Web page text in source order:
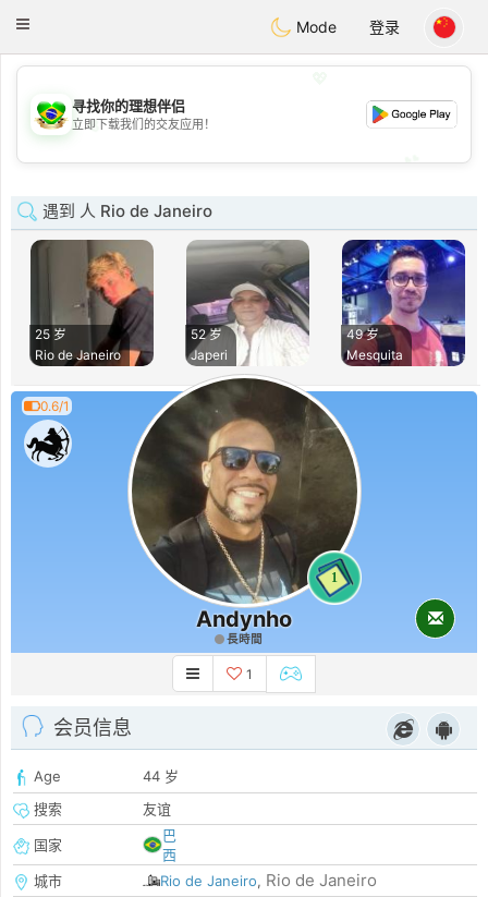
Conversar
Toggle
Mode 登录
💖
💕
寻找你的理想伴侣
立即下载我们的交友应用！
遇到 人 Rio de Janeiro
25 岁
Rio de Janeiro
52 岁
Japeri
49 岁
Mesquita
0.6/1
1
Andynho
長時間
1
会员信息
Age
44 岁
搜索
友谊
国家
巴
西
城市
Rio de Janeiro, Rio de Janeiro